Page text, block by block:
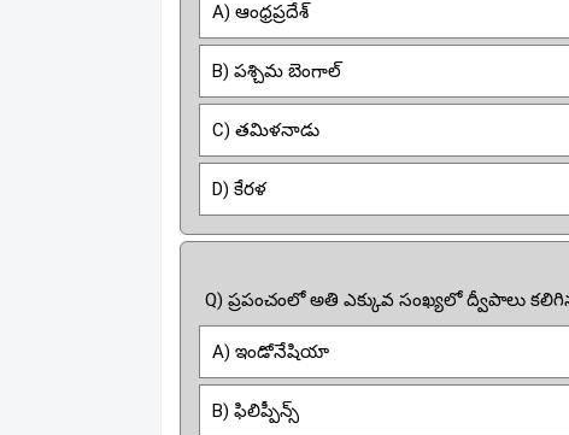
A) ఆంధ్రప్రదేశ్
B) పశ్చిమ బెంగాల్
C) తమిళనాడు
D) కేరళ
Q) ప్రపంచంలో అతి ఎక్కువ సంఖ్యలో ద్వీపాలు
A) ఇండోనేషియా
B) ఫిలిప్పీన్స్